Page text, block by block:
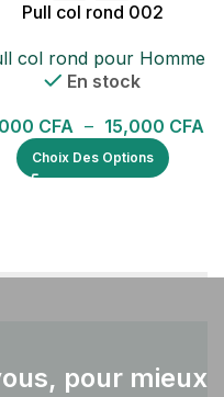
Pull col rond 002
col rond pour Homme
En stock
CFA – 15,000 CFA
Choix Des Options
pour mieux